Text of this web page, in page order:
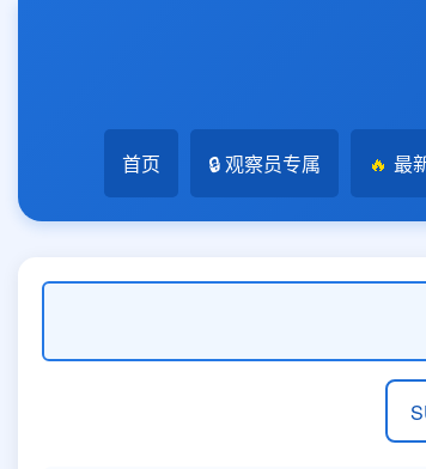
首页 🔒 观察员专属 🔥 最